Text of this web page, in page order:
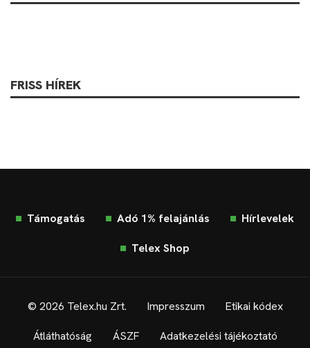
FRISS HÍREK
Támogatás Adó 1% felajánlás Hírlevelek
Telex Shop
© 2026 Telex.hu Zrt. Impresszum Etikai kódex
Átláthatóság ÁSZF Adatkezelési tájékoztató